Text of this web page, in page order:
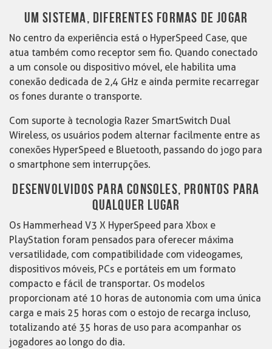
UM SISTEMA, DIFERENTES FORMAS DE JOGAR
No centro da experiência está o HyperSpeed Case, que
atua também como receptor sem fio. Quando conectado
a um console ou dispositivo móvel, ele habilita uma
conexão dedicada de 2,4 GHz e ainda permite recarregar
os fones durante o transporte.
Com suporte à tecnologia Razer SmartSwitch Dual
Wireless, os usuários podem alternar facilmente entre as
conexões HyperSpeed e Bluetooth, passando do jogo para
o smartphone sem interrupções.
DESENVOLVIDOS PARA CONSOLES, PRONTOS PARA
QUALQUER LUGAR
Os Hammerhead V3 X HyperSpeed para Xbox e
PlayStation foram pensados para oferecer máxima
versatilidade, com compatibilidade com videogames,
dispositivos móveis, PCs e portáteis em um formato
compacto e fácil de transportar. Os modelos
proporcionam até 10 horas de autonomia com uma única
carga e mais 25 horas com o estojo de recarga incluso,
totalizando até 35 horas de uso para acompanhar os
jogadores ao longo do dia.